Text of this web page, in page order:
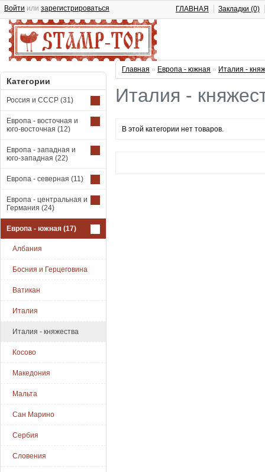
Войти или зарегистрироваться ГЛАВНАЯ Закладки (0)
Категории
Россия и СССР (31)
Европа - восточная и
юго-восточная (12)
Европа - западная и
юго-западная (22)
Европа - северная (11)
Европа - центральная и
Германия (24)
Европа - южная (17)
Албания
Босния и Герцеговина
Ватикан
Италия
Италия - княжества
Косово
Македония
Мальта
Сан Марино
Сербия
Словения
Главная » Европа - южная » Италия -
Италия -
В этой категории нет товаров.